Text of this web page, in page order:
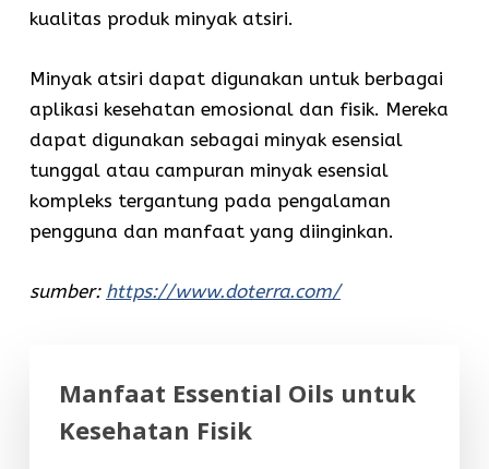
kualitas produk minyak atsiri.
Minyak atsiri dapat digunakan untuk berbagai
aplikasi kesehatan emosional dan fisik. Mereka
dapat digunakan sebagai minyak esensial
tunggal atau campuran minyak esensial
kompleks tergantung pada pengalaman
pengguna dan manfaat yang diinginkan.
sumber: https://www.doterra.com/
Manfaat Essential Oils untuk
Kesehatan Fisik